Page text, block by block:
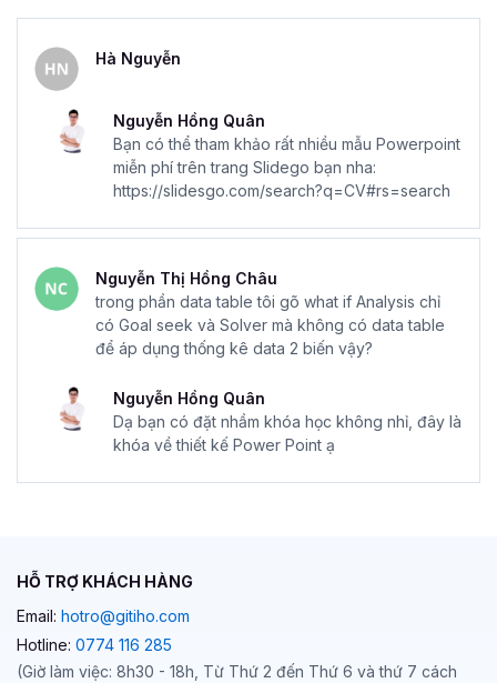
Hà Nguyễn
Nguyễn Hồng Quân
Bạn có thể tham khảo rất nhiều mẫu Powerpoint
miễn phí trên trang Slidego bạn nha:
https://slidesgo.com/search?q=CV#rs=search
Nguyễn Thị Hồng Châu
trong phần data table tôi gõ what if Analysis chỉ
có Goal seek và Solver mà không có data table
để áp dụng thống kê data 2 biến vậy?
Nguyễn Hồng Quân
Dạ bạn có đặt nhầm khóa học không nhỉ, đây là
khóa về thiết kế Power Point ạ
HỖ TRỢ KHÁCH HÀNG
Email: hotro@gitiho.com
Hotline: 0774 116 285
(Giờ làm việc: 8h30 - 18h, Từ Thứ 2 đến Thứ 6 và thứ 7 cách